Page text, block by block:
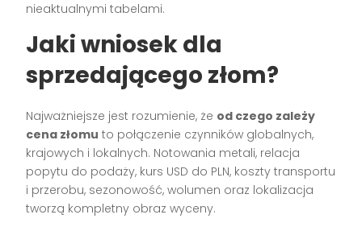
nieaktualnymi tabelami.
Jaki wniosek dla
sprzedającego złom?
Najważniejsze jest rozumienie, że od czego zależy
cena złomu to połączenie czynników globalnych,
krajowych i lokalnych. Notowania metali, relacja
popytu do podaży, kurs USD do PLN, koszty transportu
i przerobu, sezonowość, wolumen oraz lokalizacja
tworzą kompletny obraz wyceny.